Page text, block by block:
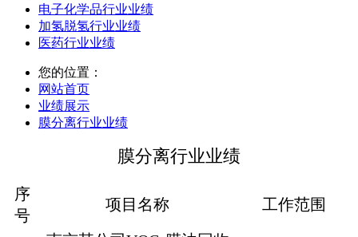
电子化学品行业业绩
加氢脱氢行业业绩
医药行业业绩
您的位置：
网站首页
业绩展示
膜分离行业业绩
膜分离行业业绩
序
号
项目名称 工作范围